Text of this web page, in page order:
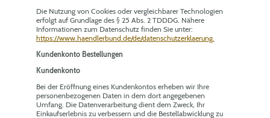
Die Nutzung von Cookies oder vergleichbarer Technologien
erfolgt auf Grundlage des § 25 Abs. 2 TDDDG. Nähere
Informationen zum Datenschutz finden Sie unter:
https://www.haendlerbund.de/de/datenschutzerklaerung.
Kundenkonto Bestellungen
Kundenkonto
Bei der Eröffnung eines Kundenkontos erheben wir Ihre
personenbezogenen Daten in dem dort angegebenen
Umfang. Die Datenverarbeitung dient dem Zweck, Ihr
Einkaufserlebnis zu verbessern und die Bestellabwicklung zu